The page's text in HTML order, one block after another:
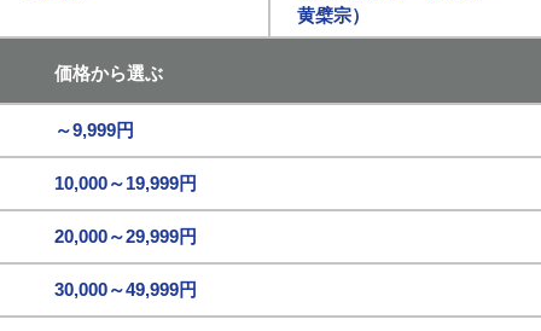
黄檗宗）
価格から選ぶ
～9,999円
10,000～19,999円
20,000～29,999円
30,000～49,999円